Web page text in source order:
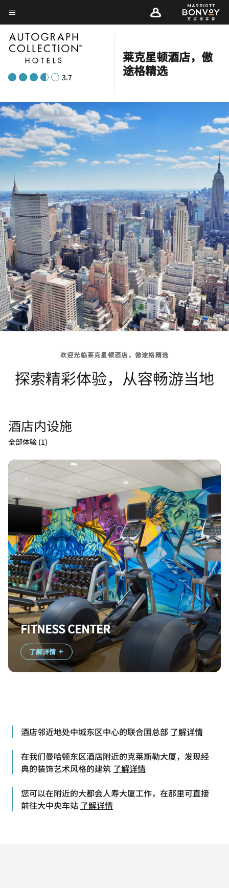
Skip
to
main
content
菜单文本
3.7
莱克星顿酒店，傲
途格精选
欢迎光临莱克星顿酒店，傲途格精选
探索精彩体验，从容畅游当地
酒店内设施
全部体验 (1)
FITNESS CENTER
了解详情
酒店邻近地处中城东区中心的联合国总部 了解详情
在我们曼哈顿东区酒店附近的克莱斯勒大厦，发现经
典的装饰艺术风格的建筑 了解详情
您可以在附近的大都会人寿大厦工作，在那里可直接
前往大中央车站 了解详情